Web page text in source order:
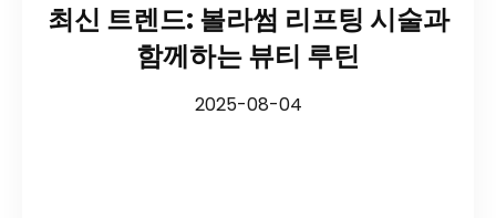
최신 트렌드: 볼라썸 리프팅 시술과
함께하는 뷰티 루틴
2025-08-04